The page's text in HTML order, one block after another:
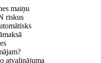
maiņu
riskus
atvaļinājuma